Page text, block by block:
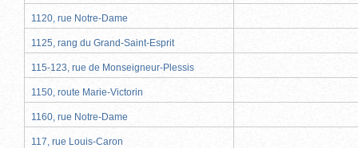
1120, rue Notre-Dame
1125, rang du Grand-Saint-Esprit
115-123, rue de Monseigneur-Plessis
1150, route Marie-Victorin
1160, rue Notre-Dame
117, rue Louis-Caron